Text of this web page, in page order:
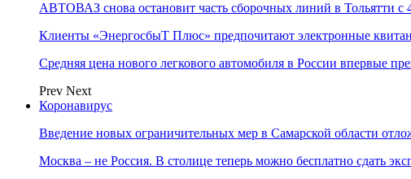
АВТОВАЗ снова остановит часть сборочных линий в Тольятти с
Клиенты «ЭнергосбыТ Плюс» предпочитают электронные
Средняя цена нового легкового автомобиля в России впервые
Prev Next
Коронавирус
Введение новых ограничительных мер в Самарской области
Москва – не Россия. В столице теперь можно бесплатно сдать